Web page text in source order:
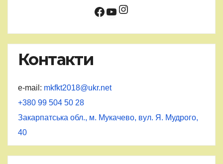
Facebook
YouTube
Instagram
Контакти
e-mail: mkfkt2018@ukr.net
+380 99 504 50 28
Закарпатська обл., м. Мукачево, вул. Я. Мудрого,
40